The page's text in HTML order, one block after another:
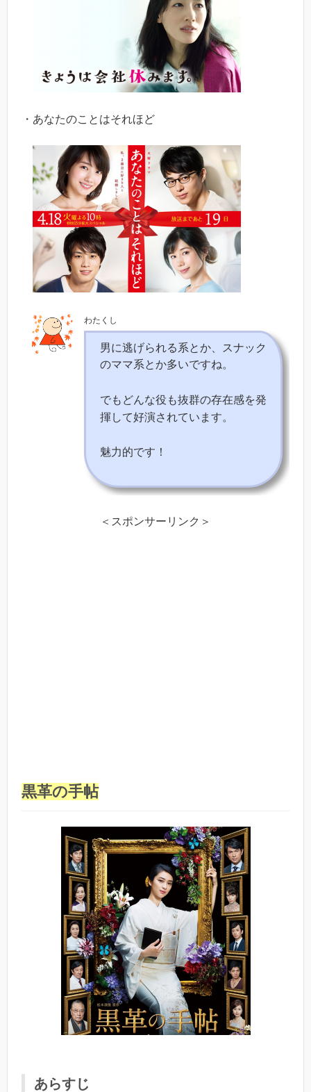
・あなたのことはそれほど
わたくし
男に逃げられる系とか、スナック
のママ系とか多いですね。
でもどんな役も抜群の存在感を発
揮して好演されています。
魅力的です！
＜スポンサーリンク＞
黒革の手帖
あらすじ